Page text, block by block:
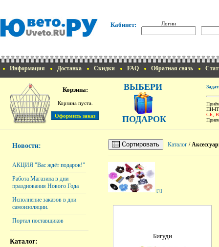
Кабинет: Логин
Информация Доставка Скидки FAQ Обратная связь
Корзина:
Корзина пуста.
ВЫБЕРИ
ПОДАРОК
ПН-
СБ,
Новости:
АКЦИЯ "Вас ждёт подарок!"
Работа Магазина в дни
празднования Нового Года
Исполнение заказов в дни
самоизоляции.
Портал поставщиков
Каталог:
Сортировать Каталог /
[1]
Бигуди